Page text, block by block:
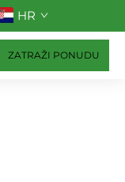
HR
ZATRAŽI PONUDU